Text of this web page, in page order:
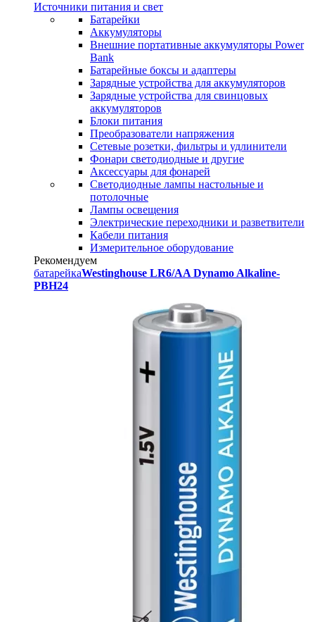
Источники питания и свет
Батарейки
Аккумуляторы
Внешние портативные аккумуляторы Power
Bank
Батарейные боксы и адаптеры
Зарядные устройства для аккумуляторов
Зарядные устройства для свинцовых
аккумуляторов
Блоки питания
Преобразователи напряжения
Сетевые розетки, фильтры и удлинители
Фонари светодиодные и другие
Аксессуары для фонарей
Светодиодные лампы настольные и
потолочные
Лампы освещения
Электрические переходники и разветвители
Кабели питания
Измерительное оборудование
Рекомендуем
батарейкаWestinghouse LR6/AA Dynamo Alkaline-
PBH24